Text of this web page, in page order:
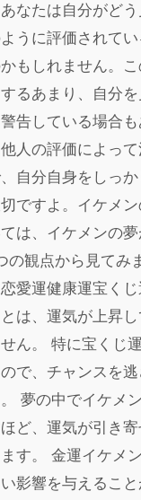
なたは自分がど
うに評価されて
もしれません。
るあまり、自分
告している場合
人の評価によっ
自分自身をしっ
ですよ。イケメ
は、イケメンの
の観点から見てみ
愛運健康運宝く
は、運気が上昇
ん。 特に宝くじ
で、チャンスを
夢の中でイケメ
ど、運気が引き
す。 金運イケメ
影響を与えること